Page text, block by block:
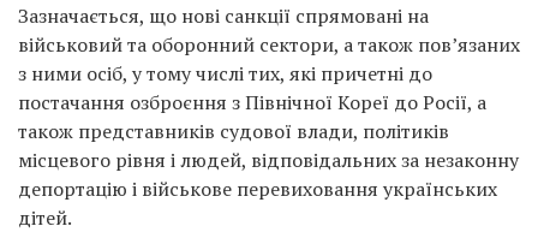
Зазначається, що нові санкції спрямовані на
військовий та оборонний сектори, а також пов’язаних
з ними осіб, у тому числі тих, які причетні до
постачання озброєння з Північної Кореї до Росії, а
також представників судової влади, політиків
місцевого рівня і людей, відповідальних за незаконну
депортацію і військове перевиховання українських
дітей.